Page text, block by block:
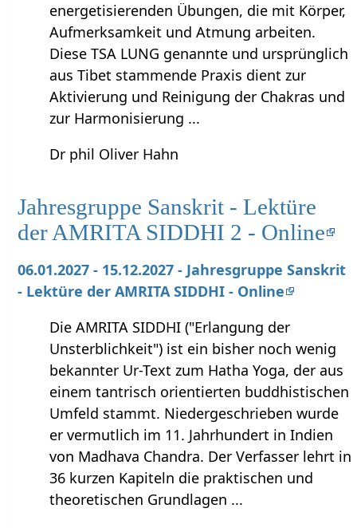
energetisierenden Übungen, die mit Körper,
Aufmerksamkeit und Atmung arbeiten.
Diese TSA LUNG genannte und ursprünglich
aus Tibet stammende Praxis dient zur
Aktivierung und Reinigung der Chakras und
zur Harmonisierung ...
Dr phil Oliver Hahn
Jahresgruppe Sanskrit - Lektüre
der AMRITA SIDDHI 2 - Online
06.01.2027 - 15.12.2027 - Jahresgruppe Sanskrit
- Lektüre der AMRITA SIDDHI - Online
Die AMRITA SIDDHI ("Erlangung der
Unsterblichkeit") ist ein bisher noch wenig
bekannter Ur-Text zum Hatha Yoga, der aus
einem tantrisch orientierten buddhistischen
Umfeld stammt. Niedergeschrieben wurde
er vermutlich im 11. Jahrhundert in Indien
von Madhava Chandra. Der Verfasser lehrt in
36 kurzen Kapiteln die praktischen und
theoretischen Grundlagen ...